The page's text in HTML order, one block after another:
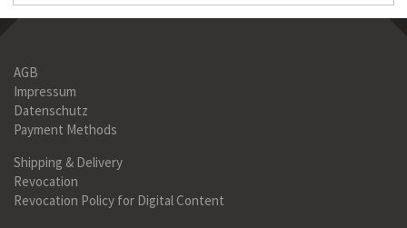
AGB
Impressum
Datenschutz
Payment Methods
Shipping & Delivery
Revocation
Revocation Policy for Digital Content